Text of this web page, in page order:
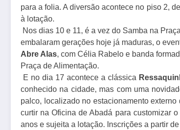
para a folia. A diversão acontece no piso 2,
à lotação.
Nos dias 10 e 11, é a vez do Samba na
embalaram gerações hoje já maduras, o
Abre Alas, com Célia Rabelo e banda
Praça de Alimentação.
E no dia 17 acontece a clássica
conhecido na cidade, mas com uma
palco, localizado no estacionamento
curtir na Oficina de Abadá para customizar
anos e sujeita a lotação. Inscrições a partir